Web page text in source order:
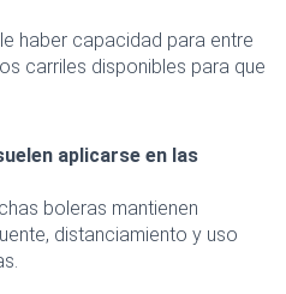
haber capacidad para entre
carriles disponibles para que
aplicarse en las
boleras mantienen
distanciamiento y uso